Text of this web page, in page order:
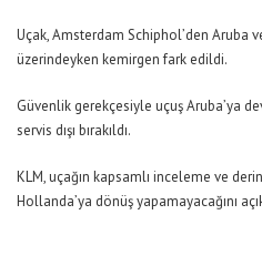
Uçak, Amsterdam Schiphol’den Aruba
üzerindeyken kemirgen fark edildi.
Güvenlik gerekçesiyle uçuş Aruba’ya
servis dışı bırakıldı.
KLM, uçağın kapsamlı inceleme ve
Hollanda’ya dönüş yapamayacağını